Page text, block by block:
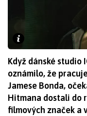
Když dánské
oznámilo, že
Jamese Bonda,
Hitmana dostali do
filmových značek a